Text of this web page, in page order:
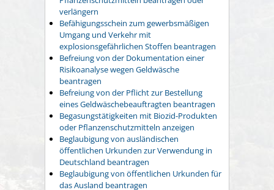
verlängern
Befähigungsschein zum gewerbsmäßigen
Umgang und Verkehr mit
explosionsgefährlichen Stoffen beantragen
Befreiung von der Dokumentation einer
Risikoanalyse wegen Geldwäsche
beantragen
Befreiung von der Pflicht zur Bestellung
eines Geldwäschebeauftragten beantragen
Begasungstätigkeiten mit Biozid-Produkten
oder Pflanzenschutzmitteln anzeigen
Beglaubigung von ausländischen
öffentlichen Urkunden zur Verwendung in
Deutschland beantragen
Beglaubigung von öffentlichen Urkunden für
das Ausland beantragen